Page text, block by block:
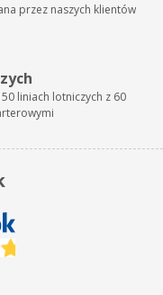
przez naszych klientów
liniach lotniczych z 60